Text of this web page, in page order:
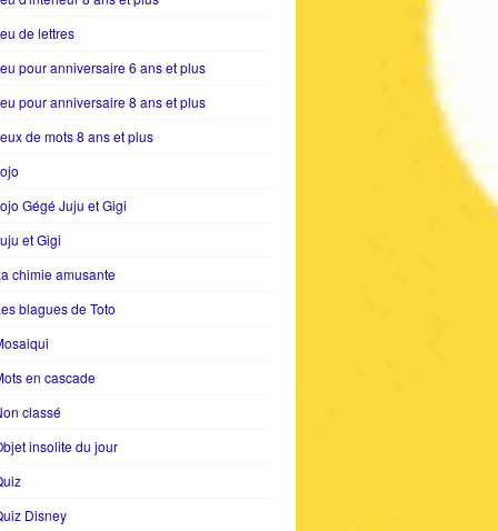
de lettres
pour anniversaire 6 ans et plus
pour anniversaire 8 ans et plus
de mots 8 ans et plus
Gégé Juju et Gigi
et Gigi
chimie amusante
blagues de Toto
en cascade
classé
insolite du jour
Disney